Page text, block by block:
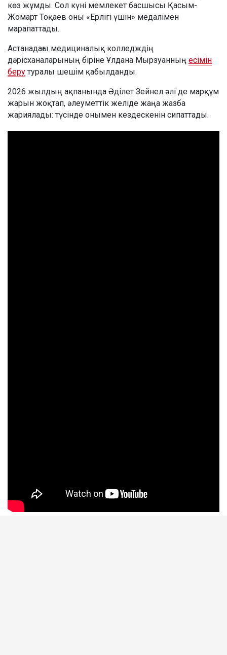
көз жұмды. Сол күні мемлекет басшысы Қасым-
Жомарт Тоқаев оны «Ерлігі үшін» медалімен
марапаттады.
Астанадағы медициналық колледждің
дәрісханаларының біріне Ұлдана Мырзуанның есімін
беру туралы шешім қабылданды.
2026 жылдың ақпанында Әділет Зейнел әлі де марқұм
жарын жоқтап, әлеуметтік желіде жаңа жазба
жариялады: түсінде онымен кездескенін сипаттады.